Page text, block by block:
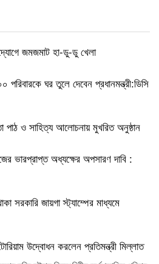
জমজমাট হা-ডু-ডু খেলা
পরিবারকে ঘর তুলে দেবেন প্রধানমন্ত্রী:ডিসি
পাঠ ও সাহিত্য আলোচনায় মুখরিত অনুষ্ঠান
ভারপ্রাপ্ত অধ্যক্ষের অপসারণ দাবি :
সরকারি জায়গা স্ট্যাম্পের মাধ্যমে
উদ্বোধন করলেন প্রতিমন্ত্রী মিল্লাত